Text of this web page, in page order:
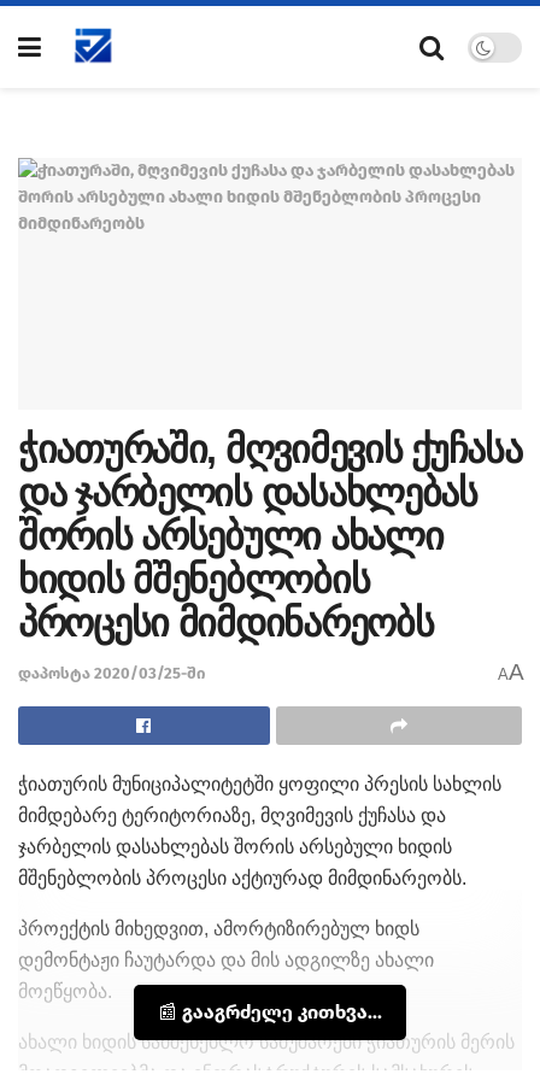
ჭიათურაში, მღვიმევის ქუჩასა
და ჯარბელის დასახლებას
შორის არსებული ახალი
ხიდის მშენებლობის
პროცესი მიმდინარეობს
დაპოსტა 2020/03/25-ში AA
ჭიათურის მუნიციპალიტეტში ყოფილი პრესის სახლის
მიმდებარე ტერიტორიაზე, მღვიმევის ქუჩასა და
ჯარბელის დასახლებას შორის არსებული ხიდის
მშენებლობის პროცესი აქტიურად მიმდინარეობს.
პროექტის მიხედვით, ამორტიზირებულ ხიდს
დემონტაჟი ჩაუტარდა და მის ადგილზე ახალი
მოეწყობა.
ახალი ხიდის სამშენებლო სამუშაოები ჭიათურის მერის
მოადგილეებმა და ინფრასტრუქტურის სამსახურის
📰 გააგრძელე კითხვა...